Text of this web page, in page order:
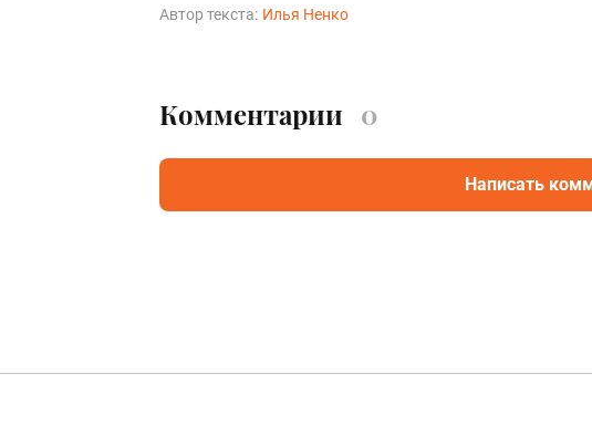
Автор текста: Илья Ненко
Комментарии 0
Написать